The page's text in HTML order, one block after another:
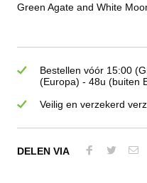
Green Agate and White
Bestellen vóór 15:00
(Europa) - 48u (buiten
Veilig en verzekerd
DELEN VIA